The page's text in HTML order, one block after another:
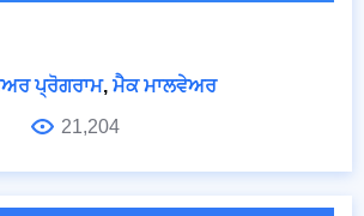
ਪ੍ਰੋਗਰਾਮ, ਮੈਕ ਮਾਲਵੇਅਰ
21,204